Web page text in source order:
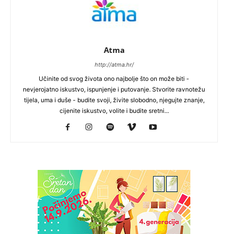
Atma
http://atma.hr/
Učinite od svog života ono najbolje što on može biti -
nevjerojatno iskustvo, ispunjenje i putovanje. Stvorite ravnotežu
tijela, uma i duše - budite svoji, živite slobodno, njegujte znanje,
cijenite iskustvo, volite i budite sretni...